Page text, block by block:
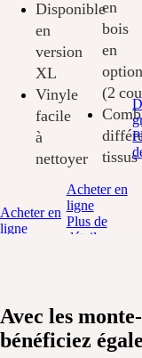
Disponible
en
version
XL
Vinyle
facile
à
nettoyer
Acheter en
ligne
en
bois
en
option
(2
tissus
Acheter en
ligne
Plus de
détails
Avec les
bénéficiez